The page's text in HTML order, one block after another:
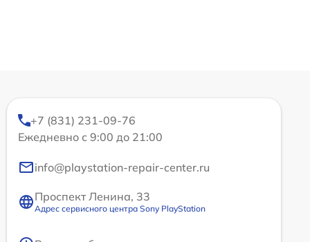
+7 (831) 231-09-76
Ежедневно с 9:00 до 21:00
info@playstation-repair-center.ru
Проспект Ленина, 33
Адрес сервисного центра Sony PlayStation